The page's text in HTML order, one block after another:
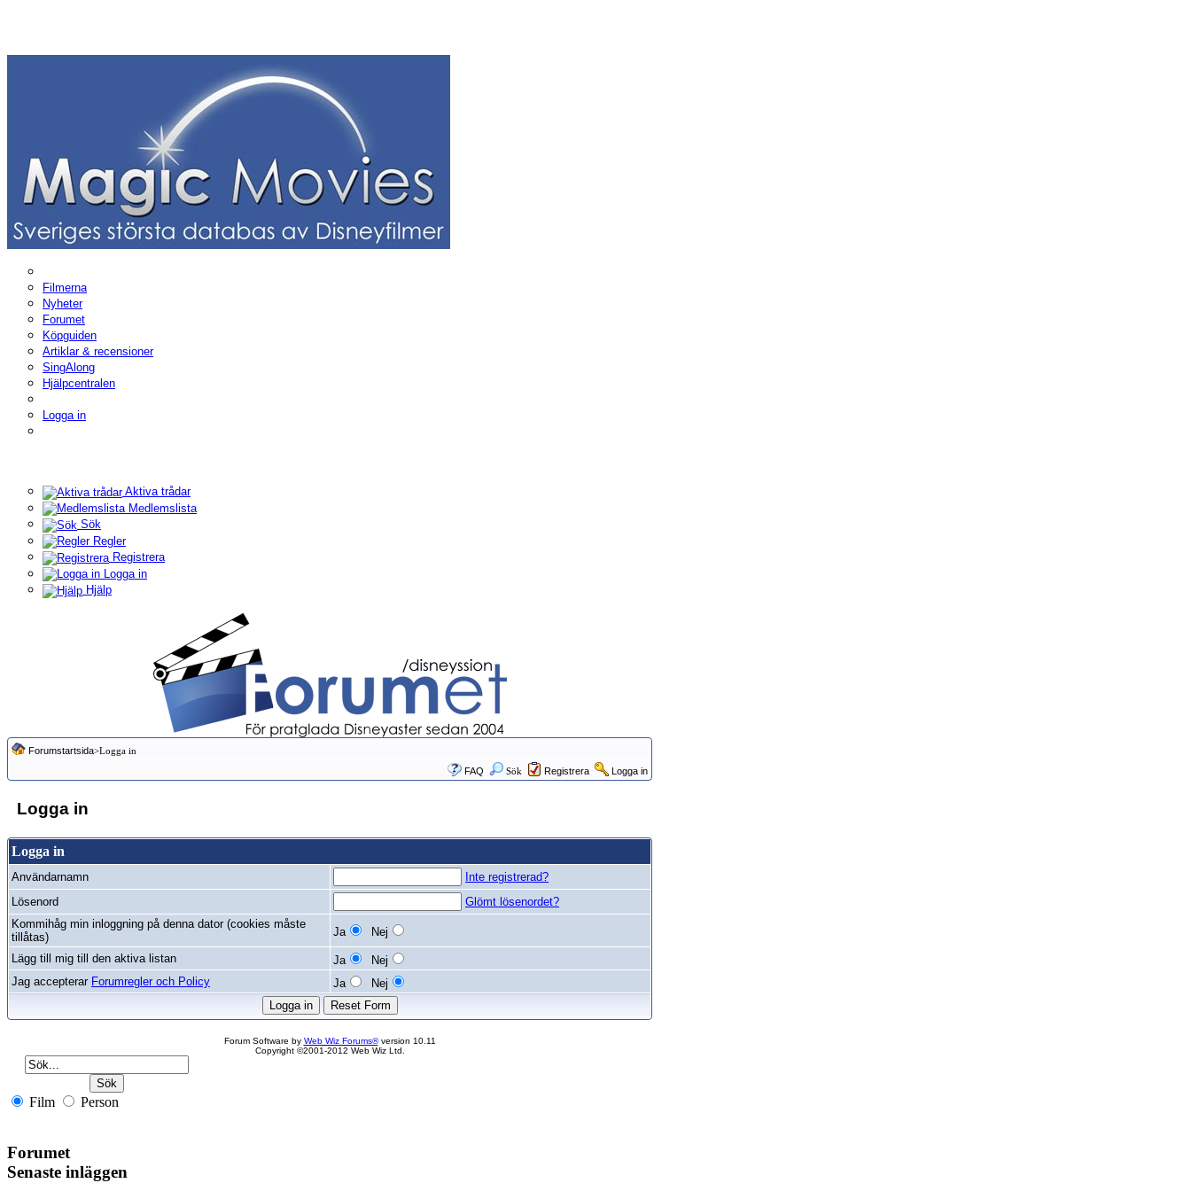
Filmerna
Nyheter
Forumet
Köpguiden
Artiklar & recensioner
SingAlong
Hjälpcentralen
Logga in
Aktiva trådar
Medlemslista
Sök
Regler
Registrera
Logga in
Hjälp
Forumstartsida>Logga in
FAQ
Sök Registrera Logga in
Logga in
Logga in
Användarnamn
Inte registrerad?
Lösenord
Glömt lösenordet?
Kommihåg min inloggning på denna dator (cookies måste
tillåtas)
Ja
Nej
Lägg till mig till den aktiva listan
Ja
Nej
Jag accepterar Forumregler och Policy Ja Nej
Forum Software by Web Wiz Forums®version 10.11
Copyright ©2001-2012 Web Wiz Ltd.
Film Person
Forumet
Senaste inläggen